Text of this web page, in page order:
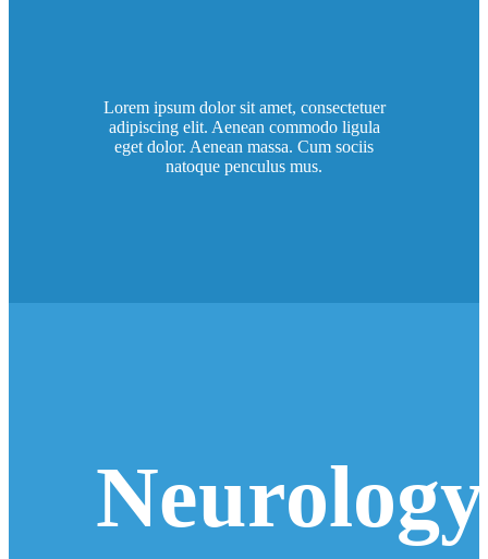
Lorem ipsum dolor sit amet, consectetuer
adipiscing elit. Aenean commodo ligula
eget dolor. Aenean massa. Cum sociis
natoque penculus mus.
Neurology